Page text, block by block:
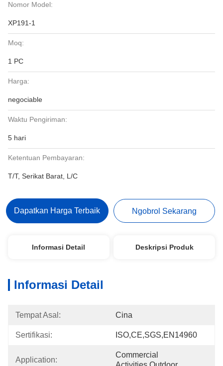
Nomor Model:
XP191-1
Moq:
1 PC
Harga:
negociable
Waktu Pengiriman:
5 hari
Ketentuan Pembayaran:
T/T, Serikat Barat, L/C
Dapatkan Harga Terbaik Ngobrol Sekarang
Informasi Detail Deskripsi Produk
Informasi Detail
Tempat Asal: Cina
Sertifikasi: ISO,CE,SGS,EN14960
Application:
Commercial